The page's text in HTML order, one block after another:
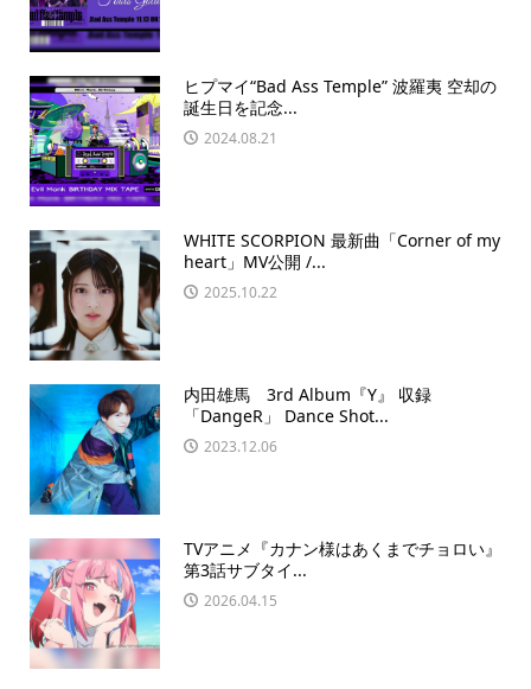
ヒプマイ“Bad Ass Temple” 波羅夷 空却の
誕生日を記念...
2024.08.21
WHITE SCORPION 最新曲「Corner of my
heart」MV公開 /...
2025.10.22
内田雄馬 3rd Album『Y』 収録
「DangeR」 Dance Shot...
2023.12.06
TVアニメ『カナン様はあくまでチョロい』
第3話サブタイ...
2026.04.15